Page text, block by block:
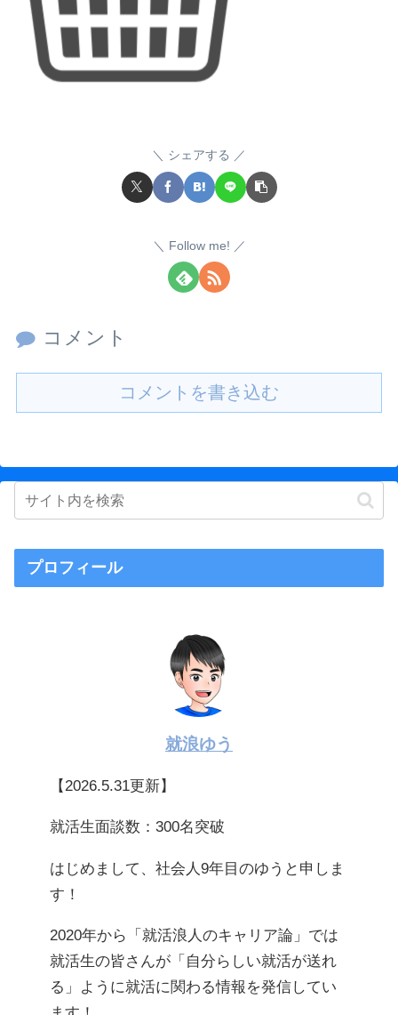
シェアする
Follow me!
コメント
コメントを書き込む
プロフィール
就浪ゆう
【2026.5.31更新】
就活生面談数：300名突破
はじめまして、社会人9年目のゆうと申しま
す！
2020年から「就活浪人のキャリア論」では
就活生の皆さんが「自分らしい就活が送れ
る」ように就活に関わる情報を発信してい